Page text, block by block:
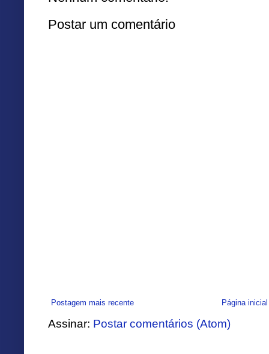
Postar um comentário
Postagem mais recente Página inicial
Assinar: Postar comentários (Atom)